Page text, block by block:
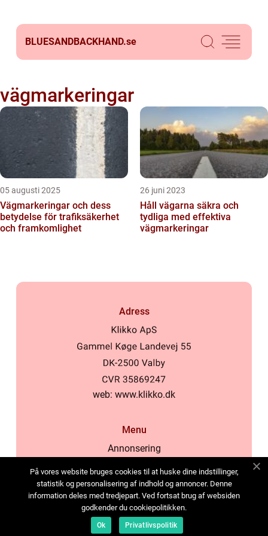
BLUESANDBACKHAND.se
vägmarkeringar
05 augusti 2025
Vägmarkeringar och dess
betydelse för trafiksäkerhet
och framkomlighet
26 juni 2023
Håll vägarna säkra och
tydliga med effektiva
vägmarkeringar
Adress
web: www.klikko.dk
Menu
Annonsering
Cookies
Kontakta oss
Sitemap
På vores website bruges cookies til at huske dine indstillinger,
statistik og personalisering af indhold og annoncer. Denne
information deles med tredjepart. Ved fortsat brug af websiden
godkender du cookiepolitikken.
Ok Privatlivspolitik